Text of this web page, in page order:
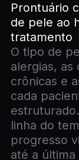
Prontuário
de pele ao
tratamento
O tipo de
alergias, as
crônicas e
cada
linha do
progresso
até a